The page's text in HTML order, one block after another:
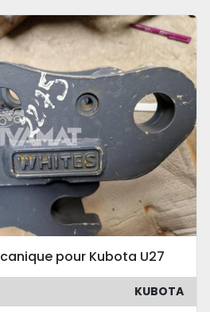
pour Kubota U27
KUBOTA